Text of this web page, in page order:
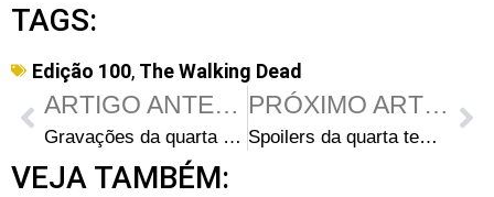
TAGS:
Edição 100, The Walking Dead
ARTIGO ANTERIOR
Gravações da quarta temporada na Avenida Dolly Nixon na terça-feira
PRÓXIMO ARTIGO
Spoilers da quarta temporada de The Walking Dead: Título do episódio 4 e novidades no elenco
VEJA TAMBÉM: